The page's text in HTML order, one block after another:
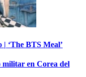
‘The BTS Meal’
militar en Corea del